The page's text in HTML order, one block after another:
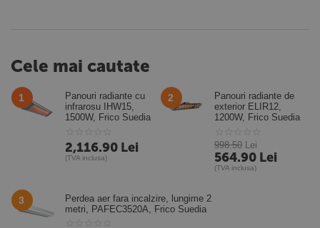
„T" şi „Y" permit realizarea de configuraţii complexe ale tubulaturii de
ventilaţie şi climatizare, pentru fiecare proiect în parte.
Cele mai cautate
1
Panouri radiante cu
infrarosu IHW15,
1500W, Frico Suedia
2,116.90 Lei
(TVA inclusa)
2
Panouri radiante de
exterior ELIR12,
1200W, Frico Suedia
998.50 Lei
564.90 Lei
(TVA inclusa)
3
Perdea aer fara incalzire, lungime 2
metri, PAFEC3520A, Frico Suedia